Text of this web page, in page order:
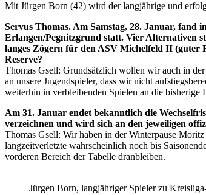
Mit Jürgen Born (42) wird der langjährige und
Servus Thomas. Am Samstag, 28. Januar,
Erlangen/Pegnitzgrund statt. Vier Alternativen
langes Zögern für den ASV Michelfeld II (guter
Reserve?
Thomas Gsell: Grundsätzlich wollen wir auch in
an unsere Jugendspieler, dass wir nicht
weiterhin in verbleibenden Spielen an die bisherige
Am 31. Januar endet bekanntlich die
verzeichnen und wird sich an den jeweiligen
Thomas Gsell: Wir haben in der Winterpause
langzeitverletzte wahrscheinlich noch bis
vorderen Bereich der Tabelle dranbleiben.
Jürgen Born, langjähriger Spieler zu